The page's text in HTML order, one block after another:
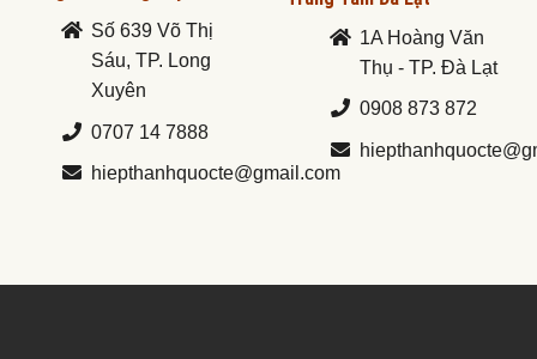
Số 639 Võ Thị
Sáu, TP. Long
Xuyên
0707 14 7888
hiepthanhquocte@gmail.com
1A Hoàng Văn
Thụ - TP. Đà Lạt
0908 873 872